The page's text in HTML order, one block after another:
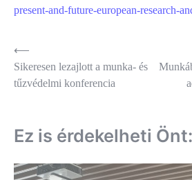
present-and-future-european-research-
Bejegyzés
navigáció
⟵
Sikeresen lezajlott a munka- és
tűzvédelmi konferencia
Ez is érdekelheti Önt: